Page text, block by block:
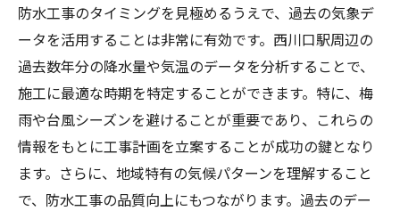
長期的な建物保護を可能にする施工計画
西川口駅周辺での防水工事の成功事例を学ぶ
成功事例に見る最適なタイミング選定
地域特有の課題とその克服方法
施工プロセスにおけるベストプラクティス
地域の施工業者から学ぶ成功ポイント
成功事例が示す経済的・安全的メリット
防水工事のタイミングを見極めるうえで、過去の気象デ
ータを活用することは非常に有効です。西川口駅周辺の
過去数年分の降水量や気温のデータを分析することで、
施工に最適な時期を特定することができます。特に、梅
雨や台風シーズンを避けることが重要であり、これらの
情報をもとに工事計画を立案することが成功の鍵となり
ます。さらに、地域特有の気候パターンを理解すること
で、防水工事の品質向上にもつながります。過去のデー